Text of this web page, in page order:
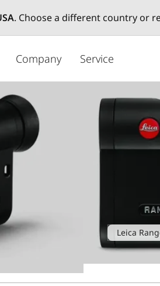
. Choose a different country or
Company Service
Leica